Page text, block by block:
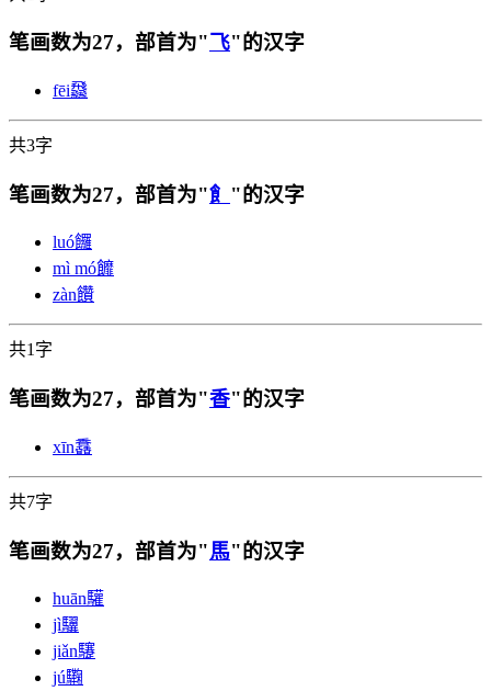
笔画数为27，部首为"飞"的汉字
fēi飝
共3字
笔画数为27，部首为"飠 "的汉字
luó饠
mì mó䭩
zàn饡
共1字
笔画数为27，部首为"香"的汉字
xīn馫
共7字
笔画数为27，部首为"馬"的汉字
huān驩
jì龮
jiǎn䮿
jú驧